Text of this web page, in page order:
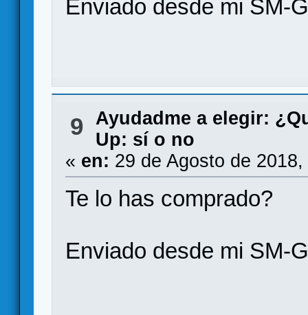
Enviado desde mi SM-
9 Ayudadme a elegir:
Up: sí o no
« en: 29 de Agosto de
Te lo has comprado?
Enviado desde mi SM-